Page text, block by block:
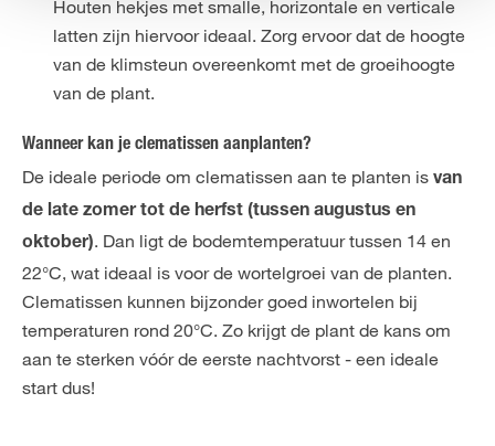
Houten hekjes met smalle, horizontale en verticale
latten zijn hiervoor ideaal. Zorg ervoor dat de hoogte
van de klimsteun overeenkomt met de groeihoogte
van de plant.
Wanneer kan je clematissen aanplanten?
De ideale periode om clematissen aan te planten is van
de late zomer tot de herfst (tussen augustus en
oktober). Dan ligt de bodemtemperatuur tussen 14 en
22°C, wat ideaal is voor de wortelgroei van de planten.
Clematissen kunnen bijzonder goed inwortelen bij
temperaturen rond 20°C. Zo krijgt de plant de kans om
aan te sterken vóór de eerste nachtvorst - een ideale
start dus!